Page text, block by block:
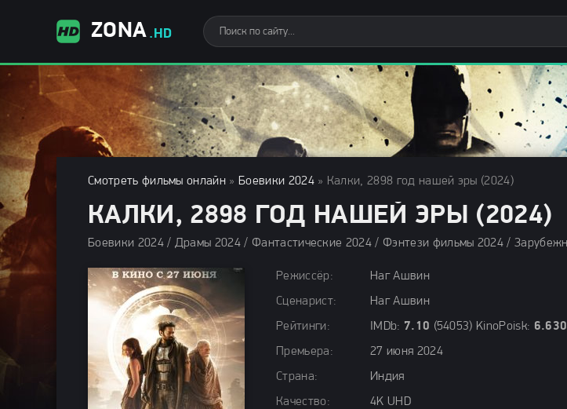
ZONA .HD
Смотреть фильмы онлайн » Боевики 2024» Калки, 2898 год нашей эры (2024)
КАЛКИ, 2898 ГОД НАШЕЙ ЭРЫ (2024)
Режиссёр:
Наг Ашвин
Сценарист:
Наг Ашвин
Рейтинги:
IMDb: 7.10 (54053) KinoPoisk: 6.630
Премьера:
27 июня 2024
Страна:
Индия
Качество:
4K UHD